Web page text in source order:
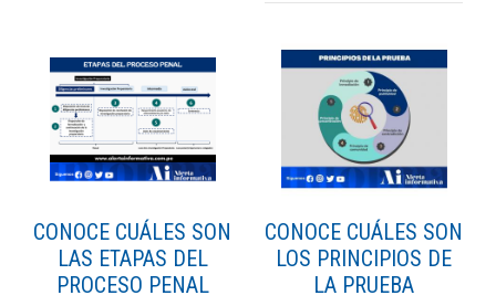
CONOCE CUÁLES SON
LAS ETAPAS DEL
PROCESO PENAL
CONOCE CUÁLES SON
LOS PRINCIPIOS DE
LA PRUEBA